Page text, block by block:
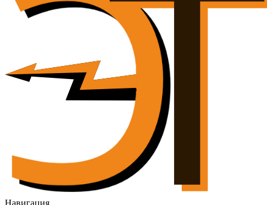
Навигация